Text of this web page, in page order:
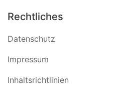
Rechtliches
Datenschutz
Impressum
Inhaltsrichtlinien